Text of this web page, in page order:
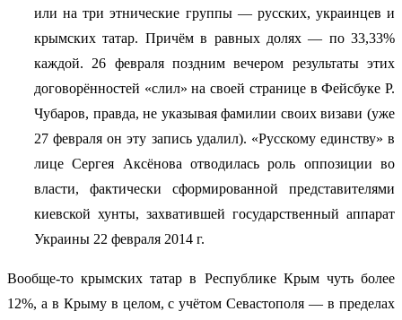
или на три этнические группы — русских, украинцев и
крымских татар. Причём в равных долях — по 33,33%
каждой. 26 февраля поздним вечером результаты этих
договорённостей «слил» на своей странице в Фейсбуке Р.
Чубаров, правда, не указывая фамилии своих визави (уже
27 февраля он эту запись удалил). «Русскому единству» в
лице Сергея Аксёнова отводилась роль оппозиции во
власти, фактически сформированной представителями
киевской хунты, захватившей государственный аппарат
Украины 22 февраля 2014 г.
Вообще-то крымских татар в Республике Крым чуть более
12%, а в Крыму в целом, с учётом Севастополя — в пределах